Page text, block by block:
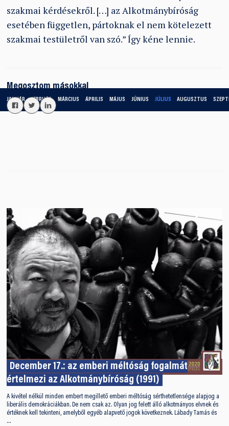
JANUÁR FEBRUÁR MÁRCIUS ÁPRILIS MÁJUS JÚNIUS JÚLIUS AUGUSZTUS
szakmai kérdésekről. […] az Alkotmánybíróság
esetében független, pártoknak el nem kötelezett
szakmai testületről van szó.” Így kéne lennie.
Megosztom másokkal
December 17.: az emberi méltóság fogalmát
értelmezi az Alkotmánybíróság (1991)
A kivétel nélkül minden embert megillető emberi méltóság sérthetetlensége alapjog a
liberális demokráciákban. De nem csak az. Olyan jog felett álló alkotmányos elvnek és
értéknek kell tekinteni, amelyből egyéb alapvető jogok következnek. Lábady Tamás és
…